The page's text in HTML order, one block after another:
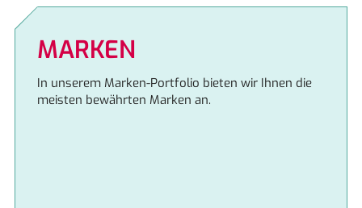
MARKEN
In unserem Marken-Portfolio bieten wir Ihnen die
meisten bewährten Marken an.